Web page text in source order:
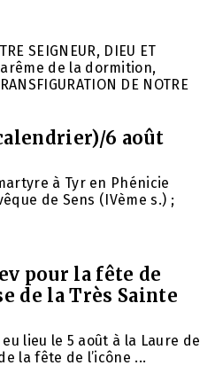
SEIGNEUR, DIEU ET
Carême de la dormition,
DE NOTRE
6 août
à Tyr en Phénicie
de Sens (IVème s.) ;
pour la fête de
de la Très Sainte
lieu le 5 août à la Laure de
la fête de l’icône ...